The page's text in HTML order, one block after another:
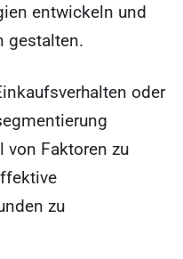
entwickeln und
gestalten.
oder
von Faktoren zu
zu